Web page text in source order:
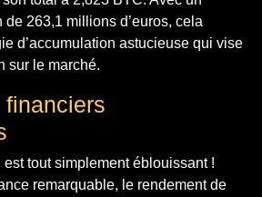
de 263,1 millions d’euros, cela
d’accumulation astucieuse qui vise
sur le marché.
financiers
tout simplement éblouissant !
remarquable, le rendement de